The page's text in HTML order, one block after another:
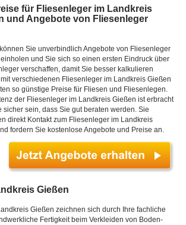
für Fliesenleger im Landkreis
und Angebote von Fliesenleger
Sie unverbindlich Angebote von Fliesenleger
und Sie sich so einen ersten Eindruck über
verschaffen, damit Sie besser kalkulieren
verschiedenen Fliesenleger im Landkreis Gießen
so günstige Preise für Fliesen und Fliesenlegen.
der Fliesenleger im Landkreis Gießen ist erbracht
sicher sein, dass Sie gut beraten werden. Sie
direkt Kontakt zum Fliesenleger im Landkreis
fordern Sie kostenlose Angebote und Preise an.
Gießen
Gießen zeichnen sich durch Ihre fachliche
Fertigkeit beim Verkleiden von Boden-